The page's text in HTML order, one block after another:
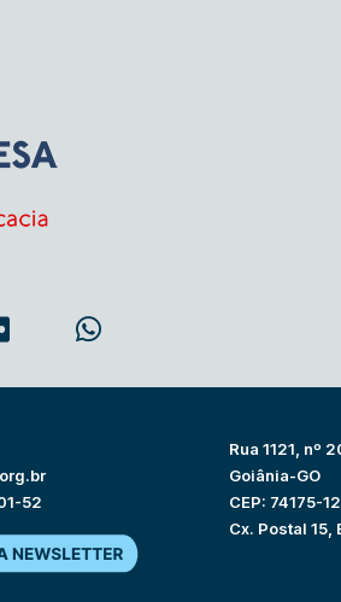
52
Rua 1121, nº
Goiânia-GO
CEP: 74175-
Cx. Postal 15,